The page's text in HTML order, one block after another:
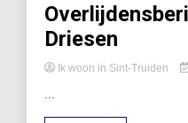
Driesen
Ik woon in Sint-Truiden